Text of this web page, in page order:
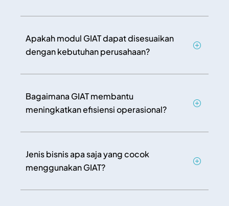
Apakah modul GIAT dapat disesuaikan
dengan kebutuhan perusahaan?
Bagaimana GIAT membantu
meningkatkan efisiensi operasional?
Jenis bisnis apa saja yang cocok
menggunakan GIAT?